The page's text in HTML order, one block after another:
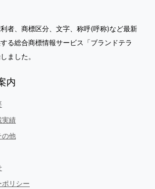
者、商標区分、文字、称呼(呼称)など最新
る総合商標情報サービス「ブランドテラ
ました。
内
実績
の他
ポリシー